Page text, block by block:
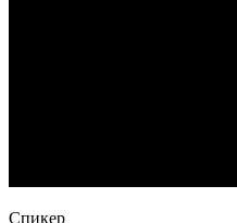
Спикер